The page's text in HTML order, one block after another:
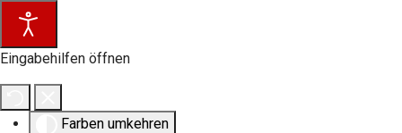
Eingabehilfen öffnen
Farben umkehren